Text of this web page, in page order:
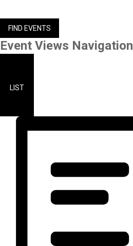
FIND EVENTS
Event Views Navigation
LIST